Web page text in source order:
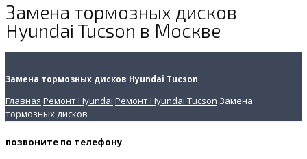
Замена тормозных дисков
Hyundai Tucson в Москве
Замена тормозных дисков Hyundai Tucson
Главная Ремонт Hyundai Ремонт Hyundai Tucson Замена
тормозных дисков
позвоните по телефону